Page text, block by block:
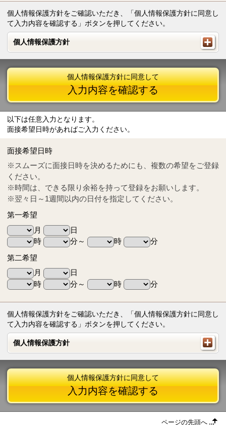
個人情報保護方針をご確認いただき、「個人情報保護方針に同意し
て入力内容を確認する」ボタンを押してください。
個人情報保護方針
個人情報保護方針
Tel
0570-55-0314
個人情報保護方針に同意して
入力内容を確認する
以下は任意入力となります。
面接希望日時があればご入力ください。
面接希望日時
※スムーズに面接日時を決めるためにも、複数の希望をご登録
ください。
※時間は、できる限り余裕を持って登録をお願いします。
※翌々日～1週間以内の日付を指定してください。
第一希望
月
日
時
分～ 時
分
第二希望
月
日
時
分～ 時 分
個人情報保護方針をご確認いただき、「個人情報保護方針に同意し
て入力内容を確認する」ボタンを押してください。
個人情報保護方針
個人情報保護方針
個人情報保護方針に同意して
入力内容を確認する
ページの先頭へ